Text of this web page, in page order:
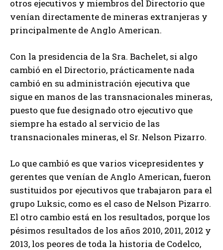
otros ejecutivos y miembros del Directorio que
venían directamente de mineras extranjeras y
principalmente de Anglo American.
Con la presidencia de la Sra. Bachelet, si algo
cambió en el Directorio, prácticamente nada
cambió en su administración ejecutiva que
sigue en manos de las transnacionales mineras,
puesto que fue designado otro ejecutivo que
siempre ha estado al servicio de las
transnacionales mineras, el Sr. Nelson Pizarro.
Lo que cambió es que varios vicepresidentes y
gerentes que venían de Anglo American, fueron
sustituidos por ejecutivos que trabajaron para el
grupo Luksic, como es el caso de Nelson Pizarro.
El otro cambio está en los resultados, porque los
pésimos resultados de los años 2010, 2011, 2012 y
2013, los peores de toda la historia de Codelco,